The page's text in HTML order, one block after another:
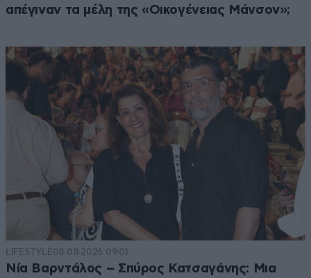
απέγιναν τα μέλη της «Οικογένειας Μάνσον»;
LIFESTYLE08·08·2026 09:01
Νία Βαρντάλος – Σπύρος Κατσαγάνης: Μια